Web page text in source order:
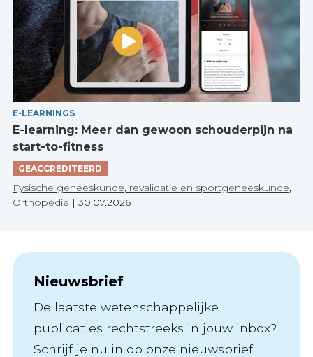
E-LEARNINGS
E-learning: Meer dan gewoon schouderpijn na
start-to-fitness
GEACCREDITEERD
Fysische geneeskunde, revalidatie en sportgeneeskunde
Orthopedie | 30.07.2026
Nieuwsbrief
De laatste wetenschappelijke
publicaties rechtstreeks in jouw inbox?
Schrijf je nu in op onze nieuwsbrief.